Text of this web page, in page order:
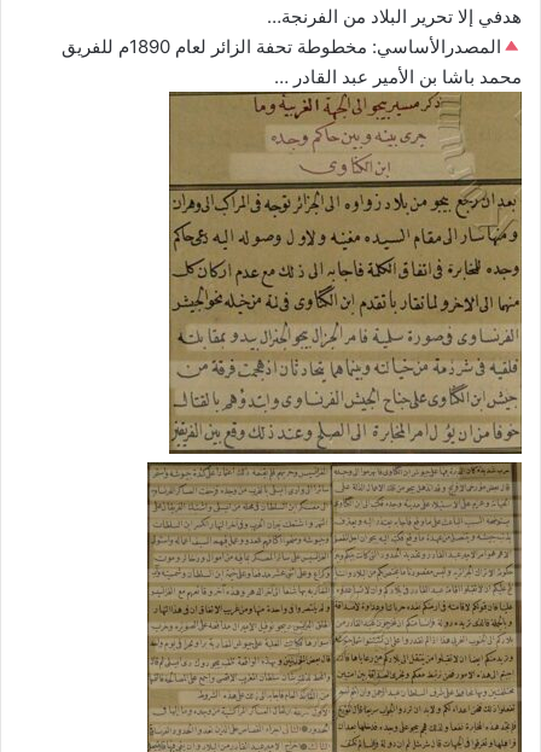
هدفي إلا تحرير البلاد من الفرنجة…
المصدرالأساسي: مخطوطة تحفة الزائر لعام 1890م للفريق
محمد باشا بن الأمير عبد القادر …